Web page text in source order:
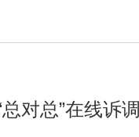
对总”在线诉